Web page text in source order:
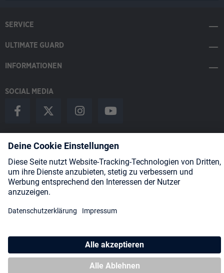
SERVICE
ULTIMATE GUARD
INFORMATIONEN
SOCIAL MEDIA
Payment Methods
Shipping
* Alle Preise inkl. gesetzl. Mehrwertsteuer zzgl.Versandkostenund
ggf. Nachnahmegebühren, wenn nicht anders angegeben.